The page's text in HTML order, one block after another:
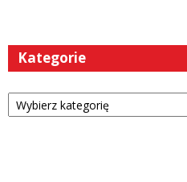
Kategorie
Kategorie